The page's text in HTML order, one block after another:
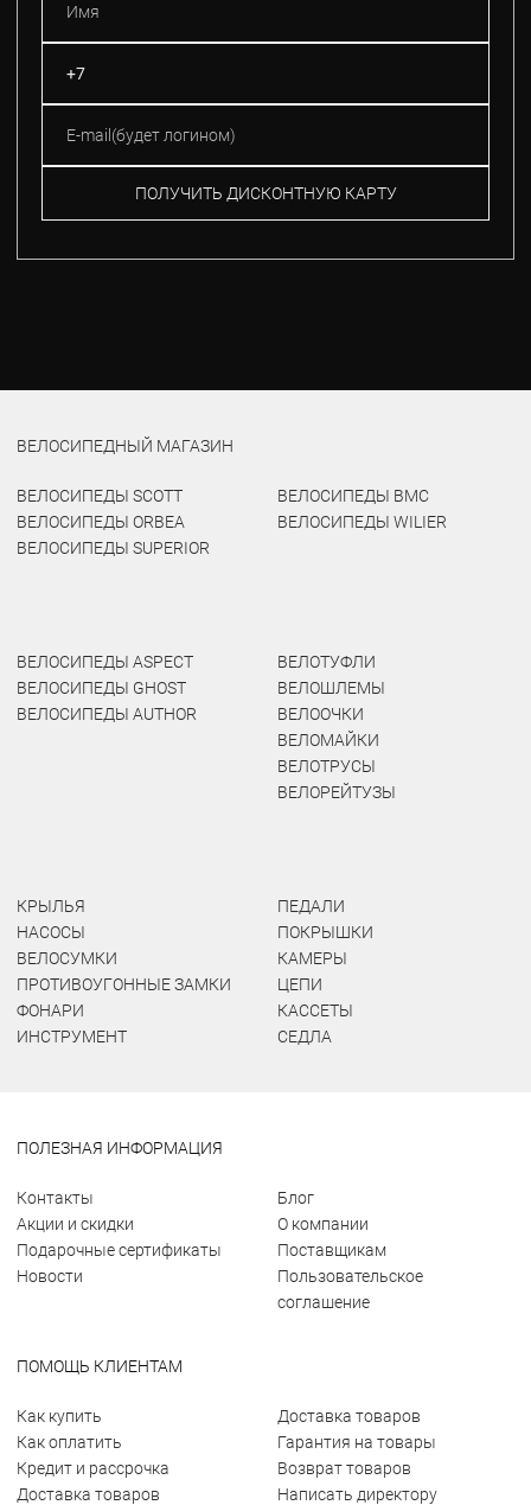
ПОЛУЧИТЬ ДИСКОНТНУЮ КАРТУ
ВЕЛОСИПЕДНЫЙ МАГАЗИН
ВЕЛОСИПЕДЫ SCOTT
ВЕЛОСИПЕДЫ ORBEA
ВЕЛОСИПЕДЫ SUPERIOR
ВЕЛОСИПЕДЫ BMC
ВЕЛОСИПЕДЫ WILIER
ВЕЛОСИПЕДЫ ASPECT
ВЕЛОСИПЕДЫ GHOST
ВЕЛОСИПЕДЫ AUTHOR
ВЕЛОТУФЛИ
ВЕЛОШЛЕМЫ
ВЕЛООЧКИ
ВЕЛОМАЙКИ
ВЕЛОТРУСЫ
ВЕЛОРЕЙТУЗЫ
КРЫЛЬЯ
НАСОСЫ
ВЕЛОСУМКИ
ПРОТИВОУГОННЫЕ ЗАМКИ
ФОНАРИ
ИНСТРУМЕНТ
ПЕДАЛИ
ПОКРЫШКИ
КАМЕРЫ
ЦЕПИ
КАССЕТЫ
СЕДЛА
ПОЛЕЗНАЯ ИНФОРМАЦИЯ
Контакты
Акции и скидки
Подарочные сертификаты
Новости
Блог
О компании
Поставщикам
Пользовательское
соглашение
ПОМОЩЬ КЛИЕНТАМ
Как купить
Как оплатить
Кредит и рассрочка
Доставка товаров
Доставка товаров
Гарантия на товары
Возврат товаров
Написать директору